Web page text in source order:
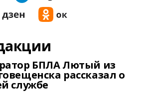
БПЛА Лютый из
рассказал о
службе